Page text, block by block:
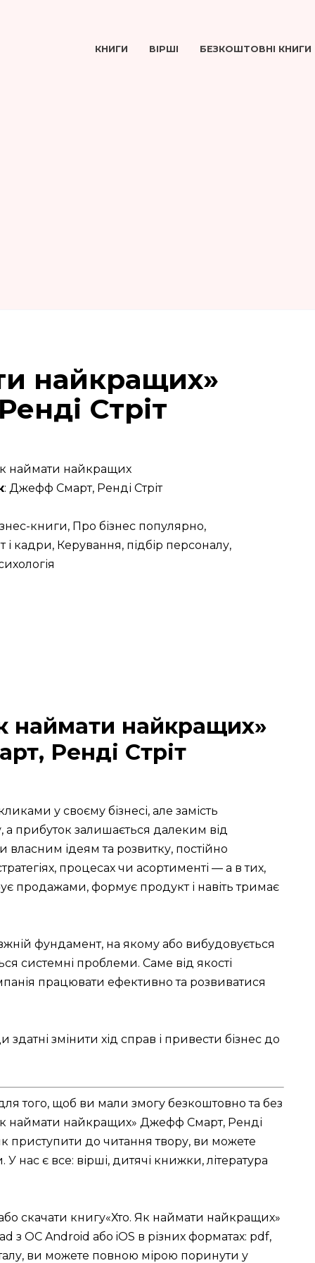
КНИГИ ВІРШІ БЕЗКОШТОВНІ КНИГИ
найкращих»
Стріт
наймати найкращих
: Джефф Смарт, Ренді Стріт
книги, Про бізнес популярно,
кадри, Керування, підбір персоналу,
наймати найкращих»
Ренді Стріт
у своєму бізнесі, але замість
а прибуток залишається далеким від
ідеям та розвитку, постійно
процесах чи асортименті — а в тих,
продажами, формує продукт і навіть тримає
фундамент, на якому або вибудовується
системні проблеми. Саме від якості
працювати ефективно та розвиватися
змінити хід справ і привести бізнес до
того, щоб ви мали змогу безкоштовно та без
наймати найкращих» Джефф Смарт, Ренді
приступити до читання твору, ви можете
нас є все: вірші, дитячі книжки, література
скачати книгу«Хто. Як наймати найкращих»
з ОС Android або iOS в різних форматах: pdf,
ви можете повною мірою поринути у